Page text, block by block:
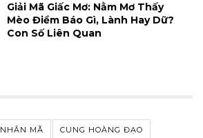
Giải Mã Giấc Mơ: Nằm Mơ Thấy
Mèo Điềm Báo Gì, Lành Hay Dữ?
Con Số Liên Quan
NHÂN MÃ CUNG HOÀNG ĐẠO